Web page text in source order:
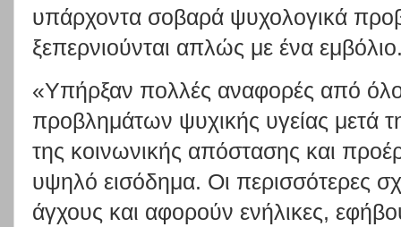
υπάρχοντα σοβαρά ψυχολογικά
ξεπερνιούνται απλώς με ένα
«Υπήρξαν πολλές αναφορές από
προβλημάτων ψυχικής υγείας μετά
της κοινωνικής απόστασης και
υψηλό εισόδημα. Οι περισσότερες
άγχους και αφορούν ενήλικες,